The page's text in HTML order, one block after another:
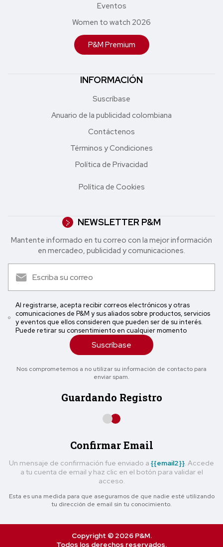
Eventos
Women to watch 2026
P&M Premium
INFORMACIÓN
Suscríbase
Anuario de la publicidad colombiana
Contáctenos
Términos y Condiciones
Política de Privacidad
Política de Cookies
NEWSLETTER P&M
Mantente informado en tu correo con la mejor in formación
en mercadeo, publicidad y comunicaciones.
Al registrarse, acepta recibir correos electrónicos y otras
comunicaciones de P&M y sus aliados sobre productos, servicios
y eventos que ellos consideren que pueden ser de su interés.
Puede retirar su consentimiento en cualquier momento
Suscríbase
Nos comprometemos a no utilizar su información de contacto para
enviar spam.
Guardando Registro
Confirmar Email
Un mensaje de confirmación fue enviado a {{email2}}. Accede
a tu cuenta de email y haz clic en el botón para validar el
acceso.
Esta es una medida para que asegurarnos de que nadie esté utilizando
tu dirección de email sin tu conocimiento.
Copyright © 2026 P&M.
Todos los derechos reservados.